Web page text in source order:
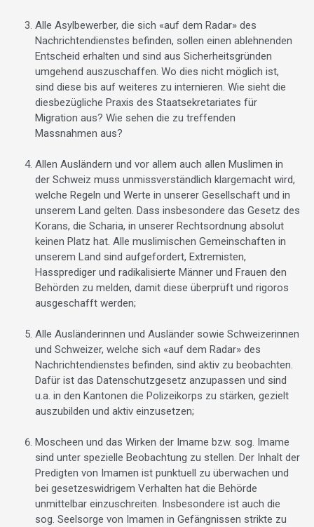
Alle Asylbewerber, die sich «auf dem Radar» des
Nachrichtendienstes befinden, sollen einen ablehnenden
Entscheid erhalten und sind aus Sicherheitsgründen
umgehend auszuschaffen. Wo dies nicht möglich ist,
sind diese bis auf weiteres zu internieren. Wie sieht die
diesbezügliche Praxis des Staatsekretariates für
Migration aus? Wie sehen die zu treffenden
Massnahmen aus?
Allen Ausländern und vor allem auch allen Muslimen in
der Schweiz muss unmissverständlich klargemacht wird,
welche Regeln und Werte in unserer Gesellschaft und in
unserem Land gelten. Dass insbesondere das Gesetz des
Korans, die Scharia, in unserer Rechtsordnung absolut
keinen Platz hat. Alle muslimischen Gemeinschaften in
unserem Land sind aufgefordert, Extremisten,
Hassprediger und radikalisierte Männer und Frauen den
Behörden zu melden, damit diese überprüft und rigoros
ausgeschafft werden;
Alle Ausländerinnen und Ausländer sowie Schweizerinnen
und Schweizer, welche sich «auf dem Radar» des
Nachrichtendienstes befinden, sind aktiv zu beobachten.
Dafür ist das Datenschutzgesetz anzupassen und sind
u.a. in den Kantonen die Polizeikorps zu stärken, gezielt
auszubilden und aktiv einzusetzen;
Moscheen und das Wirken der Imame bzw. sog. Imame
sind unter spezielle Beobachtung zu stellen. Der Inhalt der
Predigten von Imamen ist punktuell zu überwachen und
bei gesetzeswidrigem Verhalten hat die Behörde
unmittelbar einzuschreiten. Insbesondere ist auch die
sog. Seelsorge von Imamen in Gefängnissen strikte zu